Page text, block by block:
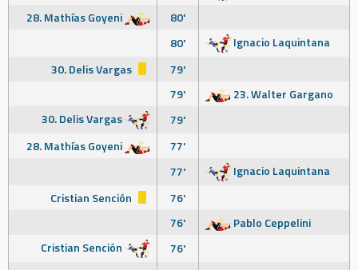
28. Mathías Goyeni
80'
80'
Ignacio Laquintana
30. Delis Vargas
79'
79'
23. Walter Gargano
30. Delis Vargas
79'
28. Mathías Goyeni
77'
77'
Ignacio Laquintana
Cristian Sención
76'
76'
Pablo Ceppelini
Cristian Sención
76'